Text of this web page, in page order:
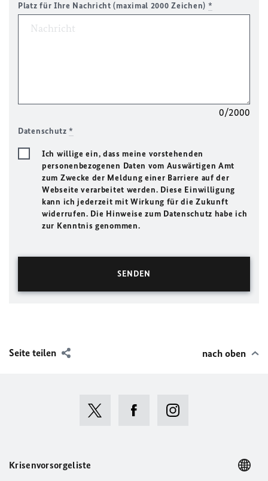
Platz für Ihre Nachricht (maximal 2000 Zeichen) *
0/2000
Datenschutz*
Ich willige ein, dass meine vorstehenden
personenbezogenen Daten vom Auswärtigen Amt
zum Zwecke der Meldung einer Barriere auf der
Webseite verarbeitet werden. Diese Einwilligung
kann ich jederzeit mit Wirkung für die Zukunft
widerrufen. Die Hinweise zum Datenschutz habe ich
zur Kenntnis genommen.
Seite teilen nach oben
Krisenvorsorgeliste